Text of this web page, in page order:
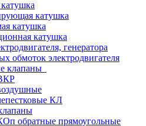
катушка
катушка
катушка
генератора
обмоток электродвигателя
клапаны
КЛ
обратные прямоугольные